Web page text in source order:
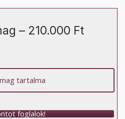
– 210.000 Ft
tartalma
foglalok!